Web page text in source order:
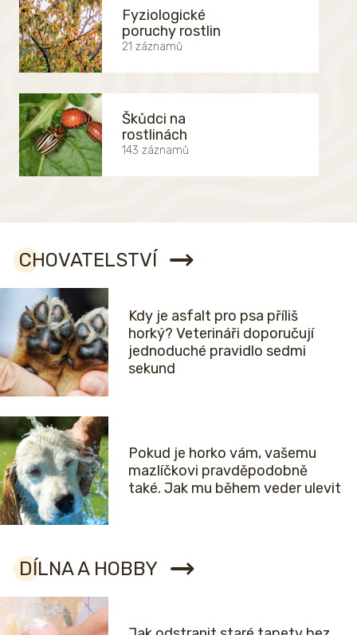
Fyziologické
poruchy rostlin
21 záznamů
Škůdci na
rostlinách
143 záznamů
CHOVATELSTVÍ
Kdy je asfalt pro psa příliš
horký? Veterináři doporučují
jednoduché pravidlo sedmi
sekund
Pokud je horko vám, vašemu
mazlíčkovi pravděpodobně
také. Jak mu během veder ulevit
DÍLNA A HOBBY